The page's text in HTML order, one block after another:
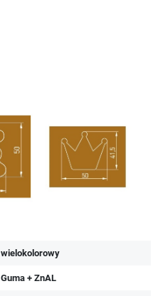
wielokolorowy
Guma + ZnAL